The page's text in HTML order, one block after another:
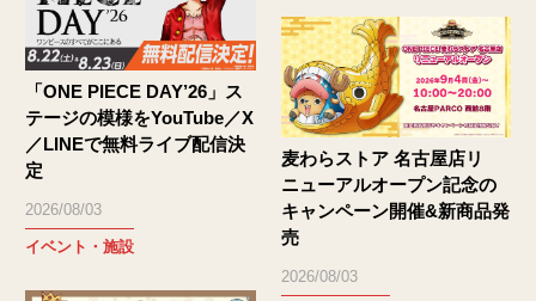
「ONE PIECE DAY’26」ス
テージの模様をYouTube／X
／LINEで無料ライブ配信決
定
2026/08/03
イベント・施設
麦わらストア 名古屋店リ
ニューアルオープン記念の
キャンペーン開催&新商品発
売
2026/08/03